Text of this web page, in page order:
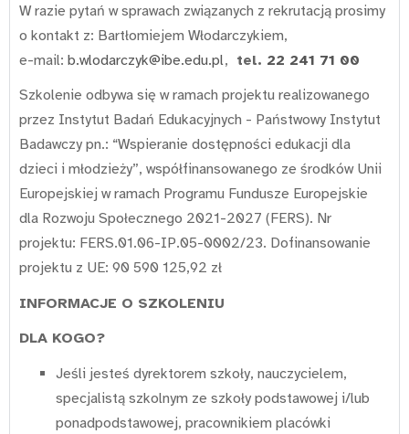
W razie pytań w sprawach związanych z rekrutacją prosimy
o kontakt z: Bartłomiejem Włodarczykiem,
e-mail: b.wlodarczyk@ibe.edu.pl, tel. 22 241 71 00
Szkolenie odbywa się w ramach projektu realizowanego
przez Instytut Badań Edukacyjnych - Państwowy Instytut
Badawczy pn.: “Wspieranie dostępności edukacji dla
dzieci i młodzieży”, współfinansowanego ze środków Unii
Europejskiej w ramach Programu Fundusze Europejskie
dla Rozwoju Społecznego 2021-2027 (FERS). Nr
projektu: FERS.01.06-IP.05-0002/23. Dofinansowanie
projektu z UE: 90 590 125,92 zł
INFORMACJE O SZKOLENIU
DLA KOGO?
Jeśli jesteś dyrektorem szkoły, nauczycielem,
specjalistą szkolnym ze szkoły podstawowej i/lub
ponadpodstawowej, pracownikiem placówki